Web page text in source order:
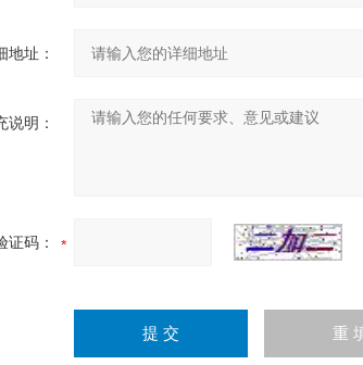
地址：
说明：
证码：